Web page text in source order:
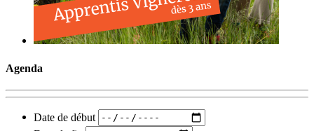
Agenda
Date de début